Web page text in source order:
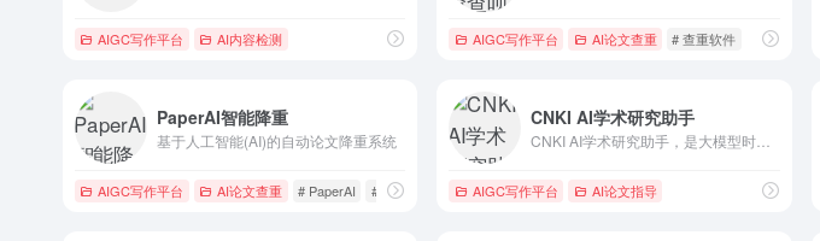
AIGC写作平台 AI内容检测 AIGC写作平台 AI论文查重 # 查重软件
PaperAI智能降重
基于人工智能(AI)的自动论文降重系统
AIGC写作平台 AI论文查重 # PaperAI # PaperAI智能降重
CNKI AI学术研究助手
AIGC写作平台 AI论文指导